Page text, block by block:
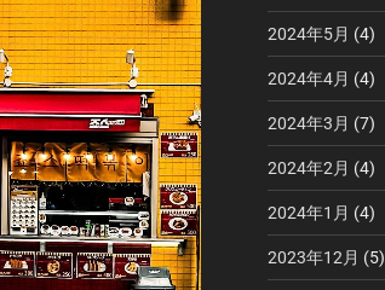
2024年5月 (4)
2024年4月 (4)
2024年3月 (7)
2024年2月 (4)
2024年1月 (4)
2023年12月 (5)